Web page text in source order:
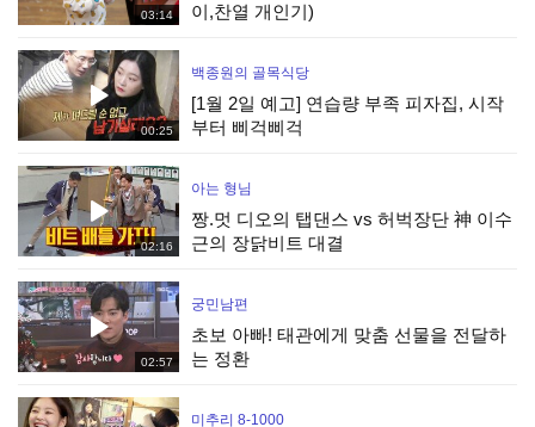
03:14
이,찬열 개인기)
00:25
백종원의 골목식당
[1월 2일 예고] 연습량 부족 피자집, 시작
부터 삐걱삐걱
02:16
아는 형님
짱.멋 디오의 탭댄스 vs 허벅장단 神 이수
근의 장닭비트 대결
02:57
궁민남편
초보 아빠! 태관에게 맞춤 선물을 전달하
는 정환
미추리 8-1000